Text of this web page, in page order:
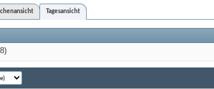
Tagesansicht